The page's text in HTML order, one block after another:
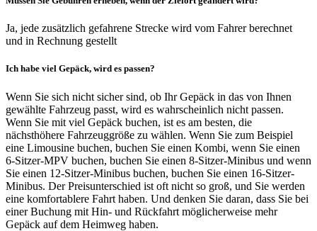
Ja, jede zusätzlich gefahrene Strecke wird vom Fahrer berechnet
und in Rechnung gestellt
Ich habe viel Gepäck, wird es passen?
Wenn Sie sich nicht sicher sind, ob Ihr Gepäck in das von Ihnen
gewählte Fahrzeug passt, wird es wahrscheinlich nicht passen.
Wenn Sie mit viel Gepäck buchen, ist es am besten, die
nächsthöhere Fahrzeuggröße zu wählen. Wenn Sie zum Beispiel
eine Limousine buchen, buchen Sie einen Kombi, wenn Sie einen
6-Sitzer-MPV buchen, buchen Sie einen 8-Sitzer-Minibus und wenn
Sie einen 12-Sitzer-Minibus buchen, buchen Sie einen 16-Sitzer-
Minibus. Der Preisunterschied ist oft nicht so groß, und Sie werden
eine komfortablere Fahrt haben. Und denken Sie daran, dass Sie bei
einer Buchung mit Hin- und Rückfahrt möglicherweise mehr
Gepäck auf dem Heimweg haben.